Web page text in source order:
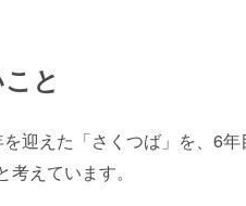
と
迎えた「さくつば」を、6
えています。